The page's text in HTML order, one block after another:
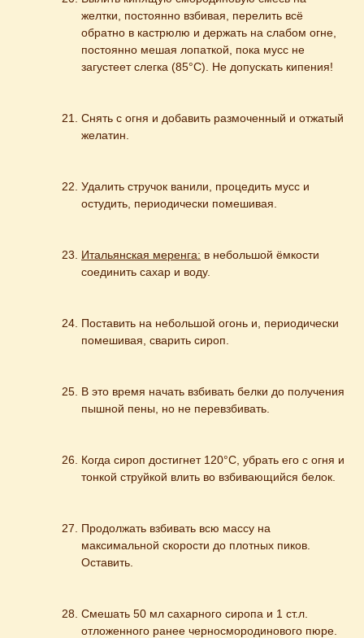
желтки, постоянно взбивая, перелить всё
обратно в кастрюлю и держать на слабом огне,
постоянно мешая лопаткой, пока мусс не
загустеет слегка (85°С). Не допускать кипения!
Снять с огня и добавить размоченный и отжатый
желатин.
Удалить стручок ванили, процедить мусс и
остудить, периодически помешивая.
Итальянская меренга: в небольшой ёмкости
соединить сахар и воду.
Поставить на небольшой огонь и, периодически
помешивая, сварить сироп.
В это время начать взбивать белки до получения
пышной пены, но не перевзбивать.
Когда сироп достигнет 120°С, убрать его с огня и
тонкой струйкой влить во взбивающийся белок.
Продолжать взбивать всю массу на
максимальной скорости до плотных пиков.
Оставить.
Смешать 50 мл сахарного сиропа и 1 ст.л.
отложенного ранее черносмородинового пюре.